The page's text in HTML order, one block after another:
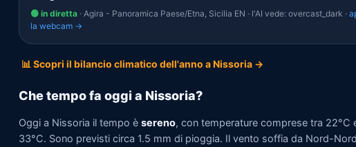
🟢 in diretta · Agira - Panoramica Paese/Etna, Sicilia EN · l'AI vede: overcast_dark ·
la webcam →
📊 Scopri il bilancio climatico dell'anno a Nissoria →
Che tempo fa oggi a Nissoria?
Oggi a Nissoria il tempo è sereno, con temperature comprese tra 22°C
33°C. Sono previsti circa 1.5 mm di pioggia. Il vento soffia da Nord-